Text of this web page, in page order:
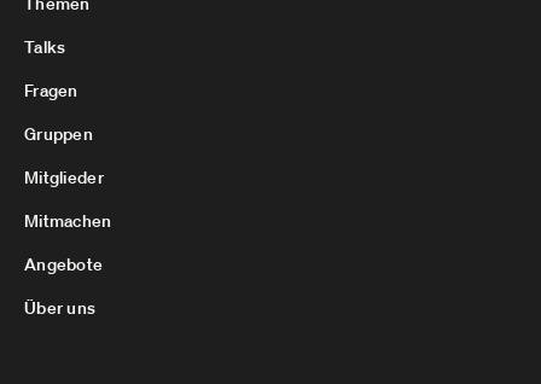
Talks
Fragen
Gruppen
Mitglieder
Mitmachen
Angebote
Über uns